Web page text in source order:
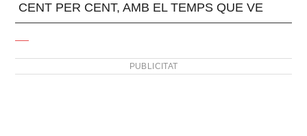
CENT PER CENT, AMB EL TEMPS QUE VE
PUBLICITAT